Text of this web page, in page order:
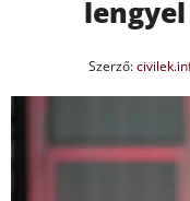
Szerző: